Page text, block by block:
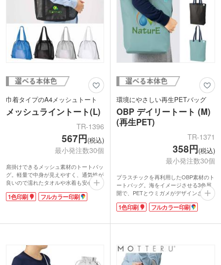
巾着タイプのA4メッシュトート
メッシュライントート(L)
TR-1396
567円(税込)
最小発注数30個
肩掛けできるメッシュ素材のトートバッ
グ。軽量で中身が見えやすく、通気性が
良いので濡れたタオルや水着も安心して
収納できます。口元は巾着仕様で中身の
飛び出しも防止。A4サイズでデイリー
張るものもまとめて入り、ファミリーで
ルカラーのオリジナル印刷が可能。夏の
イベントやキャンペーンノベルティにお
勧めです。
1色印刷 フルカラー印刷
環境にやさしい再生PETバッグ
OBP デイリートート (M)
(再生PET)
TR-1371
358円(税込)
最小発注数30個
プラスチックを再利用したOBP素材のト
ートバッグ。海をイメージさせる3色展
開で、PETとウミガメがデザインされた
OBP専用のネームタグが付いています。
肩掛けできるハンドルは爽やかな印象の
っぽり収まります。
抜群です。SDGsイベントのプレゼント
や、企業主催のキャンペーン特典など、
1色印刷 フルカラー印刷